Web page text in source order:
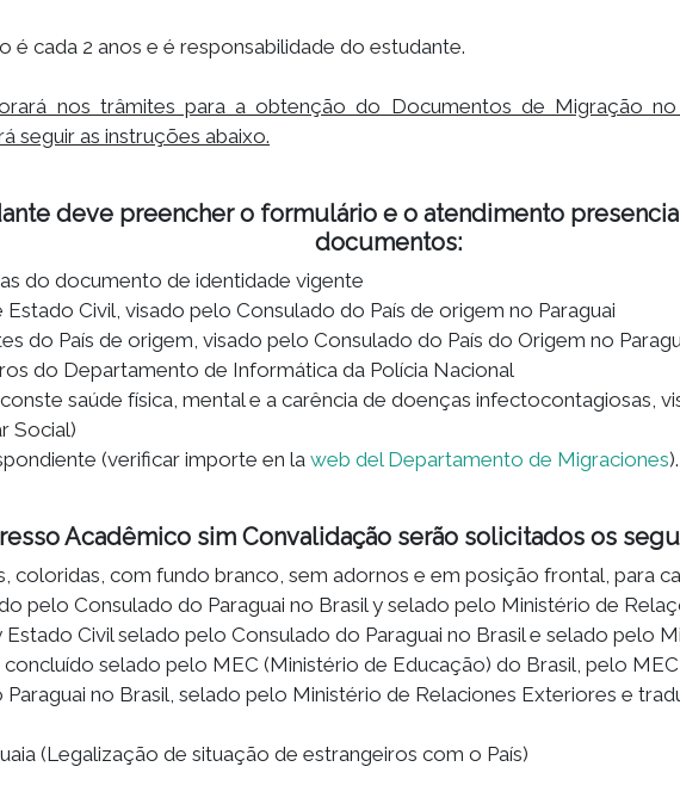
cada 2 anos e é responsabilidade do estudante.
nos trâmites para a obtenção do Documentos de Migração
seguir as instruções abaixo.
deve preencher o formulário e o atendimento
documentos:
do documento de identidade vigente
Civil, visado pelo Consulado do País de origem no Paraguai
do País de origem, visado pelo Consulado do País do Origem no
do Departamento de Informática da Polícia Nacional
saúde física, mental e a carência de doenças infectocontagiosas,
Social)
(verificar importe en la web del Departamento de Migraciones).
Acadêmico sim Convalidação serão solicitados os
coloridas, com fundo branco, sem adornos e em posição frontal, para
pelo Consulado do Paraguai no Brasil y selado pelo Ministério de
Civil selado pelo Consulado do Paraguai no Brasil e selado pelo
selado pelo MEC (Ministério de Educação) do Brasil, pelo
no Brasil, selado pelo Ministério de Relaciones Exteriores e
(Legalização de situação de estrangeiros com o País)